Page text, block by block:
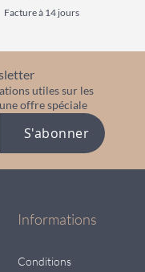
Facture à 14 jours
utiles sur les
offre spéciale
S'abonner
Informations
Conditions